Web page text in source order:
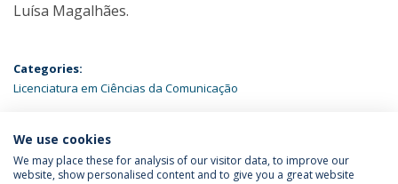
Luísa Magalhães.
Categories:
Licenciatura em Ciências da Comunicação
ÚLTIMAS NOTÍCIAS
We use cookies
We may place these for analysis of our visitor data, to improve our
website, show personalised content and to give you a great website